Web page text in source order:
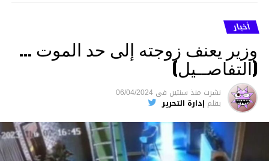
أخبار
وزير يعنف زوجته إلى حد الموت …
(التفاصــيل)
نشرت منذ سنتين فى 06/04/2024
بقلم إدارة التحرير